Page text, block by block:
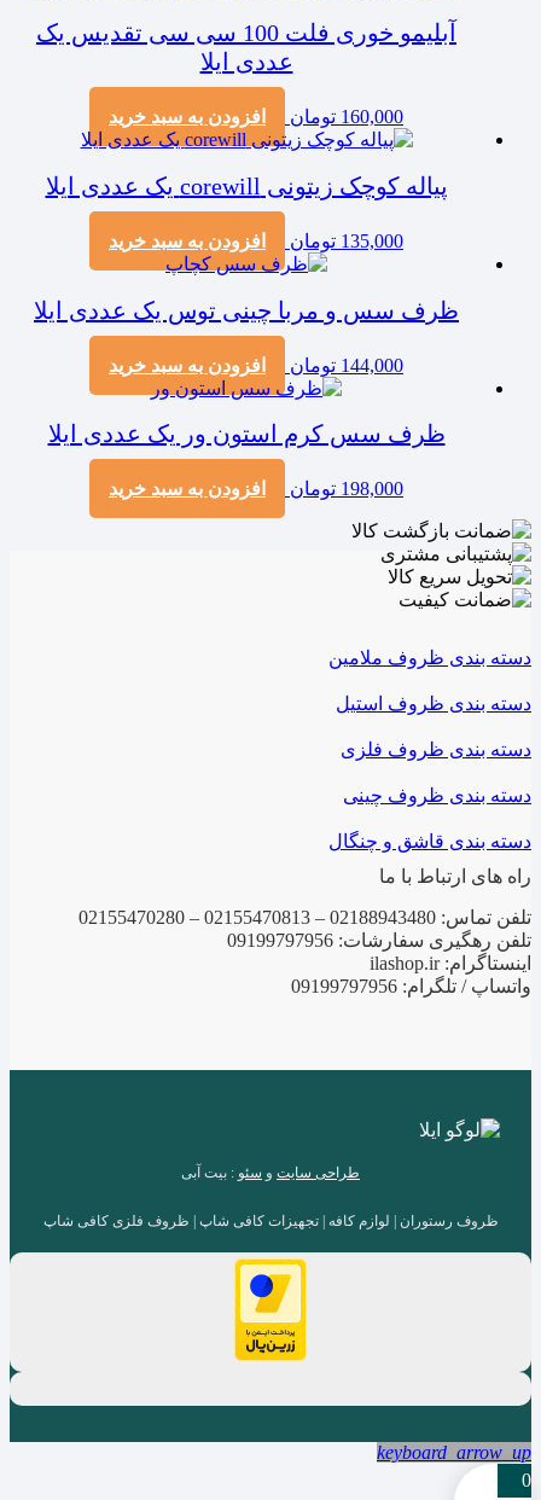
آبلیمو خوری فلت 100 سی سی تقدیس یک
عددی ایلا
160,000 تومان افزودن به سبد خرید
پیاله کوچک زیتونی corewill یک عددی ایلا
135,000 تومان افزودن به سبد خرید
ظرف سس و مربا چینی توس یک عددی ایلا
144,000 تومان افزودن به سبد خرید
ظرف سس کرم استون ور یک عددی ایلا
198,000 تومان افزودن به سبد خرید
دسته بندی ظروف ملامین
دسته بندی ظروف استیل
دسته بندی ظروف فلزی
دسته بندی ظروف چینی
دسته بندی قاشق و چنگال
راه های ارتباط با ما
تلفن تماس: 02188943480 – 02155470813 – 02155470280
تلفن رهگیری سفارشات: 09199797956
اینستاگرام: ilashop.ir
واتساپ / تلگرام: 09199797956
طراحی سایت و سئو : بیت آبی
ظروف رستوران | لوازم کافه | تجهیزات کافی شاپ | ظروف فلزی کافی شاپ
keyboard_arrow_up
0